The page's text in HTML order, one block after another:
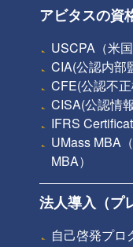
アビタスの資
USCPA（米
CIA(公認内部
CFE(公認不正
CISA(公認情
IFRS
UMass MBA
MBA）
法人導入（プ
自己啓発プロ